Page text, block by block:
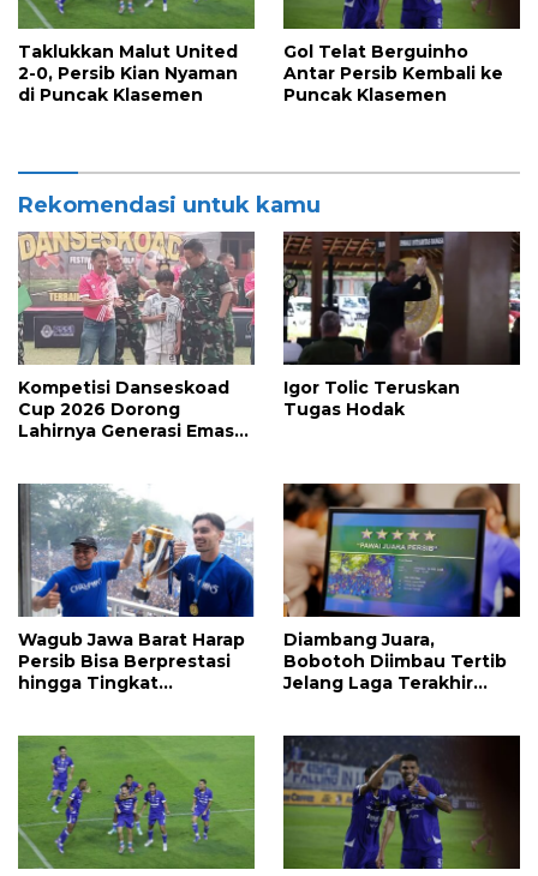
Taklukkan Malut United
2-0, Persib Kian Nyaman
di Puncak Klasemen
Gol Telat Berguinho
Antar Persib Kembali ke
Puncak Klasemen
Rekomendasi untuk kamu
Kompetisi Danseskoad
Cup 2026 Dorong
Lahirnya Generasi Emas
Igor Tolic Teruskan
Tugas Hodak
Wagub Jawa Barat Harap
Persib Bisa Berprestasi
hingga Tingkat
Diambang Juara,
Bobotoh Diimbau Tertib
Jelang Laga Terakhir